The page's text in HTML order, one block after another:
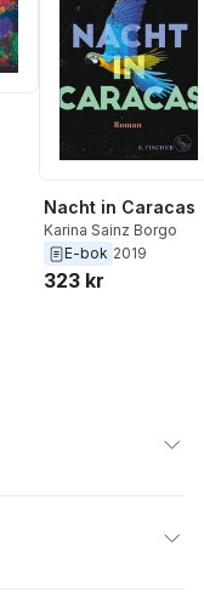
Nacht in Caracas
Karina Sainz Borgo
E-bok 2019
323 kr